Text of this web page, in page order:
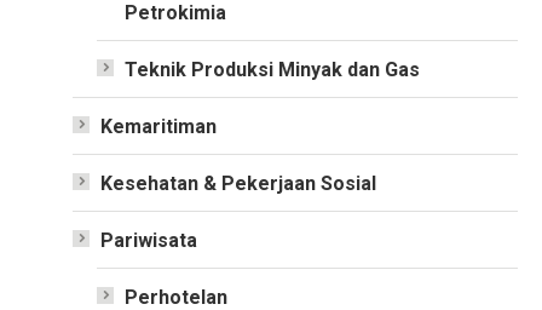
Petrokimia
Teknik Produksi Minyak dan Gas
Kemaritiman
Kesehatan & Pekerjaan Sosial
Pariwisata
Perhotelan